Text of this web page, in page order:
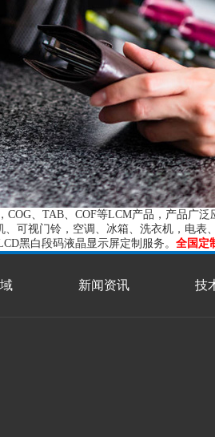
、TAB、COF等LCM产品，产品广
可视门铃，空调、冰箱、洗衣机，电
黑白段码液晶显示屏定制服务。 全国定
新闻资讯 技